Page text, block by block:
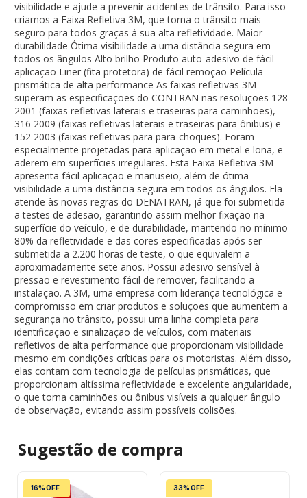
visibilidade e ajude a prevenir acidentes de trânsito. Para isso
criamos a Faixa Refletiva 3M, que torna o trânsito mais
seguro para todos graças à sua alta refletividade. Maior
durabilidade Ótima visibilidade a uma distância segura em
todos os ângulos Alto brilho Produto auto-adesivo de fácil
aplicação Liner (fita protetora) de fácil remoção Película
prismática de alta performance As faixas refletivas 3M
superam as especificações do CONTRAN nas resoluções 128
2001 (faixas refletivas laterais e traseiras para caminhões),
316 2009 (faixas refletivas laterais e traseiras para ônibus) e
152 2003 (faixas refletivas para para-choques). Foram
especialmente projetadas para aplicação em metal e lona, e
aderem em superfícies irregulares. Esta Faixa Refletiva 3M
apresenta fácil aplicação e manuseio, além de ótima
visibilidade a uma distância segura em todos os ângulos. Ela
atende às novas regras do DENATRAN, já que foi submetida
a testes de adesão, garantindo assim melhor fixação na
superfície do veículo, e de durabilidade, mantendo no mínimo
80% da refletividade e das cores especificadas após ser
submetida a 2.200 horas de teste, o que equivalem a
aproximadamente sete anos. Possui adesivo sensível à
pressão e revestimento fácil de remover, facilitando a
instalação. A 3M, uma empresa com liderança tecnológica e
compromisso em criar produtos e soluções que aumentem a
segurança no trânsito, possui uma linha completa para
identificação e sinalização de veículos, com materiais
refletivos de alta performance que proporcionam visibilidade
mesmo em condições críticas para os motoristas. Além disso,
elas contam com tecnologia de películas prismáticas, que
proporcionam altíssima refletividade e excelente angularidade,
o que torna caminhões ou ônibus visíveis a qualquer ângulo
de observação, evitando assim possíveis colisões.
Sugestão de compra
16% OFF 33% OFF